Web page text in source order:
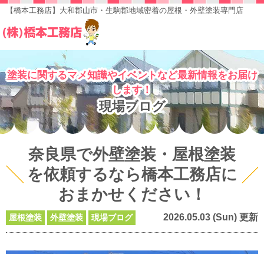
【橋本工務店】大和郡山市・生駒郡地域密着の屋根・外壁塗装専門店
塗装に関するマメ知識やイベントなど最新情報をお届け
します！
現場ブログ
奈良県で外壁塗装・屋根塗装
を依頼するなら橋本工務店に
おまかせください！
屋根塗装 外壁塗装 現場ブログ 2026.05.03 (Sun) 更新